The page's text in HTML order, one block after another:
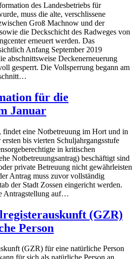
des Landesbetriebs für
muss die alte, verschlissene
Groß Machnow und der
die Deckschicht des Radweges von
erneuert werden. Das
Anfang September 2019
abschnittsweise Deckenerneuerung
gesperrt. Die Vollsperrung begann am
für die
Januar
eine Notbetreuung im Hort und in
bis vierten Schuljahrgangsstufe
in kritischen
Notbetreuungsantrag) beschäftigt sind
private Betreuung nicht gewährleisten
Antrag muss zuvor vollständig
der Stadt Zossen eingericht werden.
Antragstellung auf…
(GZR)
Person
(GZR) für eine natürliche Person